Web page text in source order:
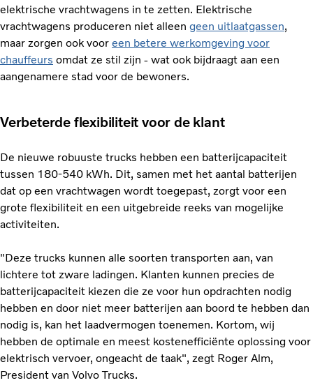
elektrische vrachtwagens in te zetten. Elektrische
vrachtwagens produceren niet alleen geen uitlaatgassen,
maar zorgen ook voor een betere werkomgeving voor
chauffeurs omdat ze stil zijn - wat ook bijdraagt aan een
aangenamere stad voor de bewoners.
Verbeterde flexibiliteit voor de klant
De nieuwe robuuste trucks hebben een batterijcapaciteit
tussen 180-540 kWh. Dit, samen met het aantal batterijen
dat op een vrachtwagen wordt toegepast, zorgt voor een
grote flexibiliteit en een uitgebreide reeks van mogelijke
activiteiten.
"Deze trucks kunnen alle soorten transporten aan, van
lichtere tot zware ladingen. Klanten kunnen precies de
batterijcapaciteit kiezen die ze voor hun opdrachten nodig
hebben en door niet meer batterijen aan boord te hebben dan
nodig is, kan het laadvermogen toenemen. Kortom, wij
hebben de optimale en meest kostenefficiënte oplossing voor
elektrisch vervoer, ongeacht de taak", zegt Roger Alm,
President van Volvo Trucks.